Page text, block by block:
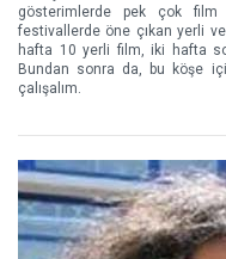
gösterimlerde pek çok film
festivallerde öne çıkan yerli
hafta 10 yerli film, iki hafta
Bundan sonra da, bu köşe
çalışalım.